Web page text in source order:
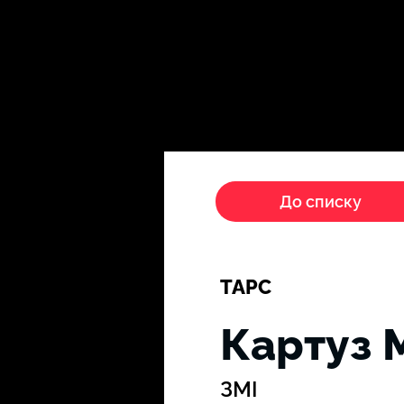
До списку
ТАРС
ЗМІ
Картуз